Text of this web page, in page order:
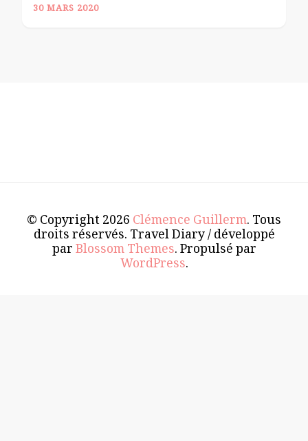
30 MARS 2020
© Copyright 2026 Clémence Guillerm. Tous
droits réservés. Travel Diary / développé
parBlossom Themes. Propulsé par
WordPress.